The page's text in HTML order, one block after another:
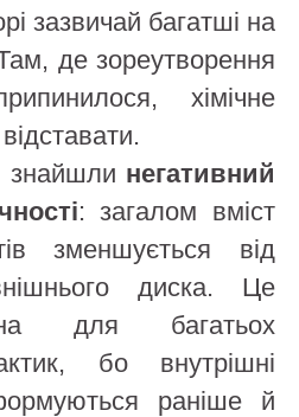
зазвичай багатші на
де зореутворення
хімічне
знайшли негативний
: загалом вміст
зменшується від
диска. Це
для багатьох
бо внутрішні
раніше й